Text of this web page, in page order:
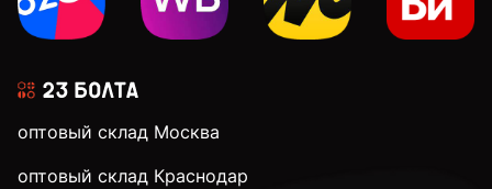
оптовый склад Москва
оптовый склад Краснодар